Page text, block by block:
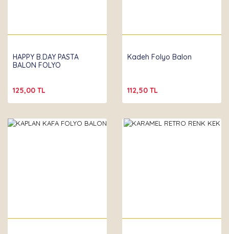
HAPPY B.DAY PASTA
BALON FOLYO
125,00 TL
Kadeh Folyo Balon
112,50 TL